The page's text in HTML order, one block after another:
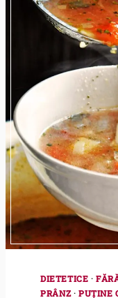
DIETETICE ·
PRÂNZ· PUȚINE